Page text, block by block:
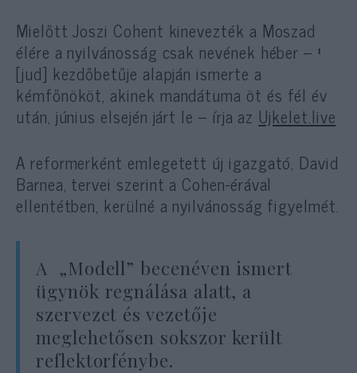
Mielőtt Joszi Cohent kinevezték a Moszad
élére a nyilvánosság csak nevének héber – י
[jud] kezdőbetűje alapján ismerte a
kémfőnököt, akinek mandátuma öt és fél év
után, június elsején járt le – írja az Ujkelet.live
A reformerként emlegetett új igazgató, David
Barnea, tervei szerint a Cohen-érával
ellentétben, kerülné a nyilvánosság figyelmét.
A „Modell” becenéven ismert
ügynök regnálása alatt, a
szervezet és vezetője
meglehetősen sokszor került
reflektorfénybe.